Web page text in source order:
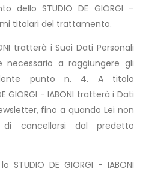
dello STUDIO DE GIORGI –
titolari del trattamento.
tratterà i Suoi Dati Personali
a raggiungere gli
punto n. 4. A titolo
GIORGI - IABONI tratterà i Dati
fino a quando Lei non
di cancellarsi dal predetto
DE GIORGI - IABONI